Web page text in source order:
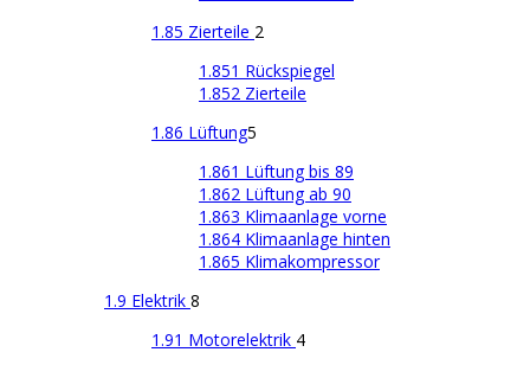
1.85 Zierteile 2
1.851 Rückspiegel
1.852 Zierteile
1.86 Lüftung5
1.861 Lüftung bis 89
1.862 Lüftung ab 90
1.863 Klimaanlage vorne
1.864 Klimaanlage hinten
1.865 Klimakompressor
1.9 Elektrik 8
1.91 Motorelektrik 4